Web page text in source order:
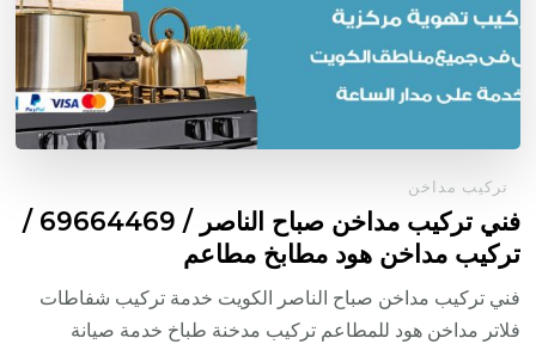
تركيب مداخن
فني تركيب مداخن صباح الناصر / 69664469 /
تركيب مداخن هود مطابخ مطاعم
فني تركيب مداخن صباح الناصر الكويت خدمة تركيب شفاطات
فلاتر مداخن هود للمطاعم تركيب مدخنة طباخ خدمة صيانة